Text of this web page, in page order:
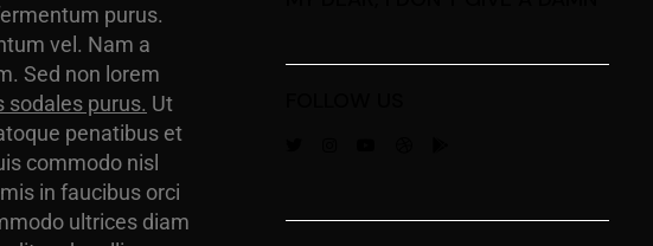
purus.
vel. Nam a
Sed non lorem
sodales purus. Ut
penatibus et
commodo nisl
in faucibus orci
ultrices diam